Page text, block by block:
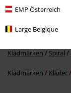
EMP Österreich
Large Belgique
Kläder & accessoarer
Nytt Kläder Tröjor
Klädmärken Spiral
Klädmärken Kläder